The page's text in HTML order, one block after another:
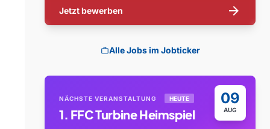
Jetzt bewerben arrow_forward
workAlle Jobs im Jobticker
09
AUG
NÄCHSTE VERANSTALTUNG HEUTE
1. FFC Turbine Heimspiel